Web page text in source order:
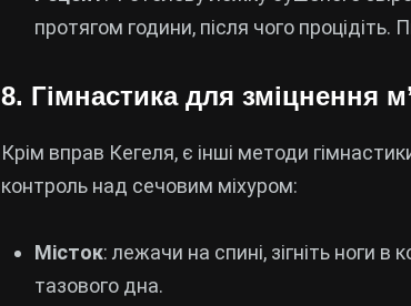
протягом години, після чого процідіть.
8. Гімнастика для зміцнення
Крім вправ Кегеля, є інші методи
контроль над сечовим міхуром:
Місток: лежачи на спині, зігніть ноги в
тазового дна.